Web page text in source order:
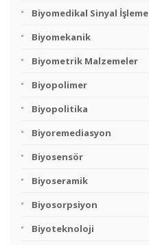
Biyomedikal Sinyal İşleme
Biyomekanik
Biyometrik Malzemeler
Biyopolimer
Biyopolitika
Biyoremediasyon
Biyosensör
Biyoseramik
Biyosorpsiyon
Biyoteknoloji